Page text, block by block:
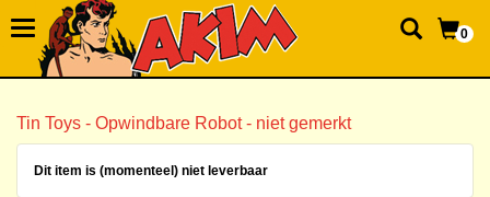
0
Tin Toys - Opwindbare Robot - niet gemerkt
Dit item is (momenteel) niet leverbaar